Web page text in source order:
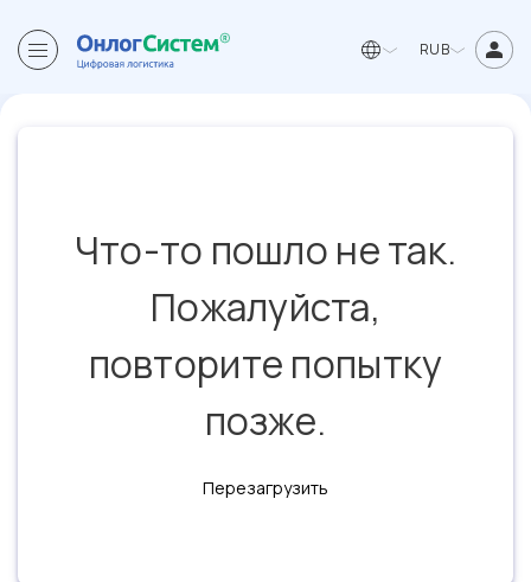
RUB
Что-то пошло не так.
Пожалуйста,
повторите попытку
позже.
Перезагрузить